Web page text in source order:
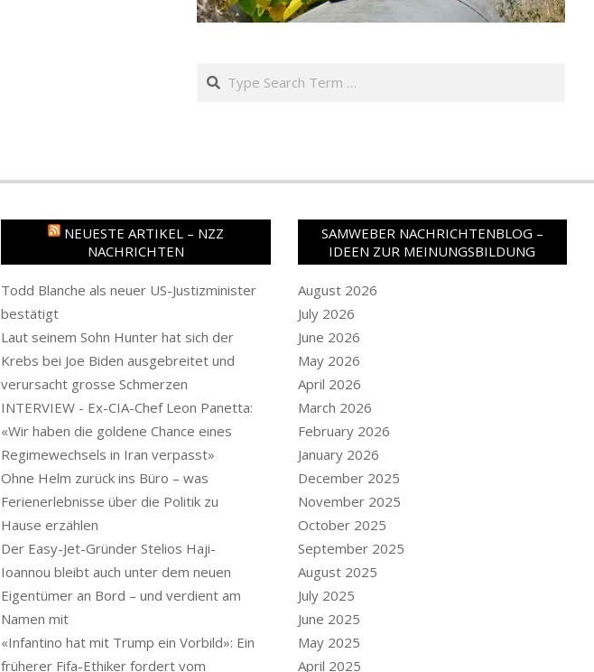
Search
NEUESTE ARTIKEL – NZZ
NACHRICHTEN
Todd Blanche als neuer US-Justizminister
bestätigt
Laut seinem Sohn Hunter hat sich der
Krebs bei Joe Biden ausgebreitet und
verursacht grosse Schmerzen
INTERVIEW - Ex-CIA-Chef Leon Panetta:
«Wir haben die goldene Chance eines
Regimewechsels in Iran verpasst»
Ohne Helm zurück ins Büro – was
Ferienerlebnisse über die Politik zu
Hause erzählen
Der Easy-Jet-Gründer Stelios Haji-
Ioannou bleibt auch unter dem neuen
Eigentümer an Bord – und verdient am
Namen mit
«Infantino hat mit Trump ein Vorbild»: Ein
früherer Fifa-Ethiker fordert vom
SAMWEBER NACHRICHTENBLOG –
IDEEN ZUR MEINUNGSBILDUNG
August 2026
July 2026
June 2026
May 2026
April 2026
March 2026
February 2026
January 2026
December 2025
November 2025
October 2025
September 2025
August 2025
July 2025
June 2025
May 2025
April 2025